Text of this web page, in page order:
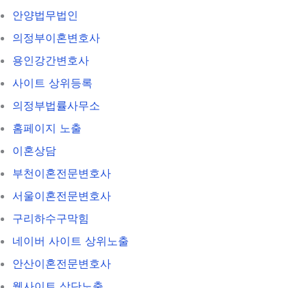
안양법무법인
의정부이혼변호사
용인강간변호사
사이트 상위등록
의정부법률사무소
홈페이지 노출
이혼상담
부천이혼전문변호사
서울이혼전문변호사
구리하수구막힘
네이버 사이트 상위노출
안산이혼전문변호사